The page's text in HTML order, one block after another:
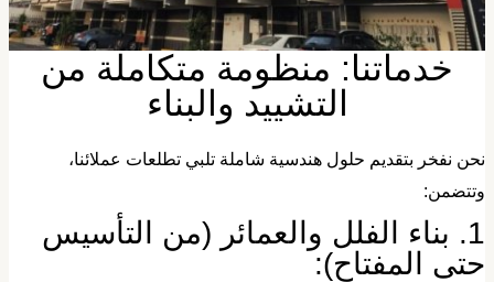
​خدماتنا: منظومة متكاملة من
التشييد والبناء
نفخر بتقديم حلول هندسية شاملة تلبي تطلعات عملائنا،
​1. بناء الفلل والعمائر (من التأسيس
المفتاح):